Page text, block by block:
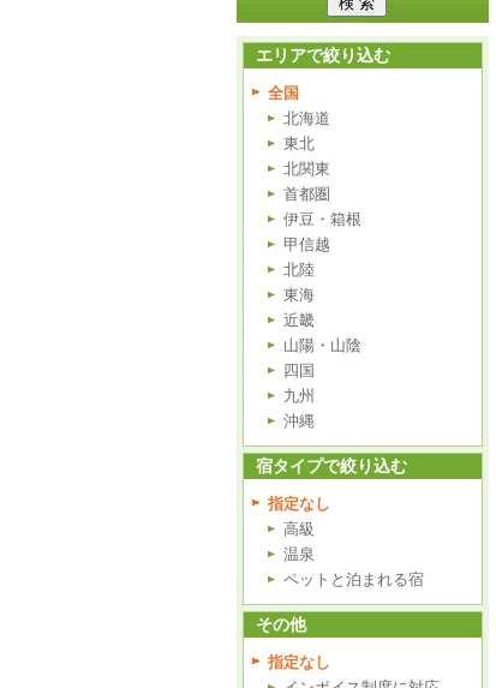
エリアで絞り込む
全国
北海道
東北
北関東
首都圏
伊豆・箱根
甲信越
北陸
東海
近畿
山陽・山陰
四国
九州
沖縄
宿タイプで絞り込む
指定なし
高級
温泉
ペットと泊まれる宿
その他
指定なし